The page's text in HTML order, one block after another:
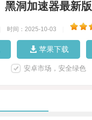
黑洞加速器最新版
时间：2025-10-03
苹果下载
安卓市场，安全绿色